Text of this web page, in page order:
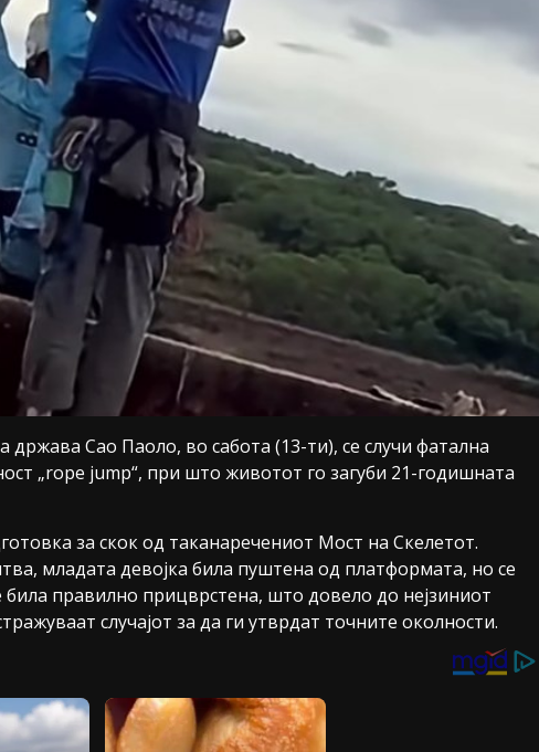
држава Сао Паоло, во сабота (13-ти), се случи фатална
„rope jump“, при што животот го загуби 21-годишната
за скок од таканаречениот Мост на Скелетот.
младата девојка била пуштена од платформата, но се
правилно прицврстена, што довело до нејзиниот
случајот за да ги утврдат точните околности.